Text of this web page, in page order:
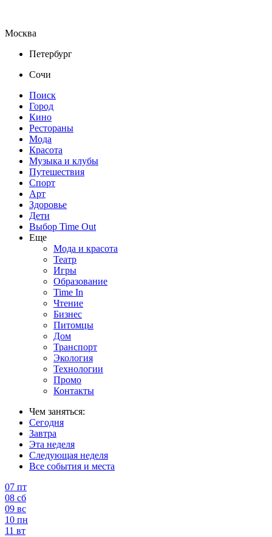
Москва
Петербург
Сочи
Поиск
Город
Кино
Рестораны
Мода
Красота
Музыка и клубы
Путешествия
Спорт
Арт
Здоровье
Дети
Выбор Time Out
Еще
Мода и красота
Театр
Игры
Образование
Time In
Чтение
Бизнес
Питомцы
Дом
Транспорт
Экология
Технологии
Промо
Контакты
Чем заняться:
Сегодня
Завтра
Эта неделя
Следующая неделя
Все события и места
07 пт
08 сб
09 вс
10 пн
11 вт